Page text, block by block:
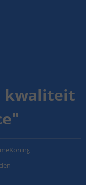
kwaliteit
"